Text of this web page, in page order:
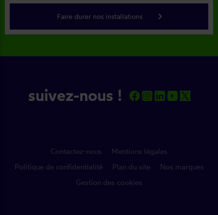
Faire durer nos installations keyboard_arrow_right
suivez-nous !
Contactez-nous
Mentions légales
Politique de confidentialité
Plan du site
Nos marques
Gestion des cookies